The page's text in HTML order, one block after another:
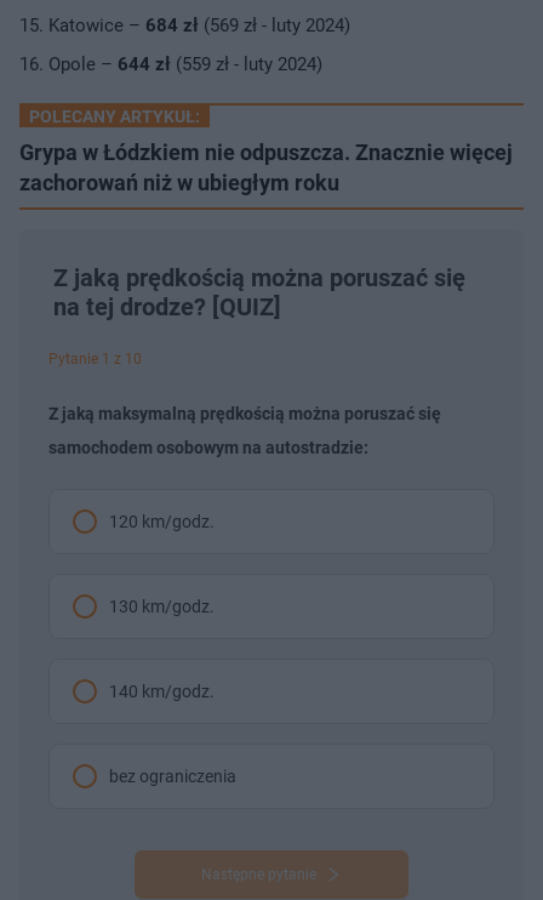
Katowice – 684 zł (569 zł - luty 2024)
Opole – 644 zł (559 zł - luty 2024)
POLECANY ARTYKUŁ:
Grypa w Łódzkiem nie odpuszcza. Znacznie więcej
zachorowań niż w ubiegłym roku
Z jaką prędkością można poruszać się
na tej drodze? [QUIZ]
Pytanie 1 z 10
Z jaką maksymalną prędkością można poruszać się
samochodem osobowym na autostradzie:
120 km/godz.
130 km/godz.
140 km/godz.
bez ograniczenia
Następne pytanie